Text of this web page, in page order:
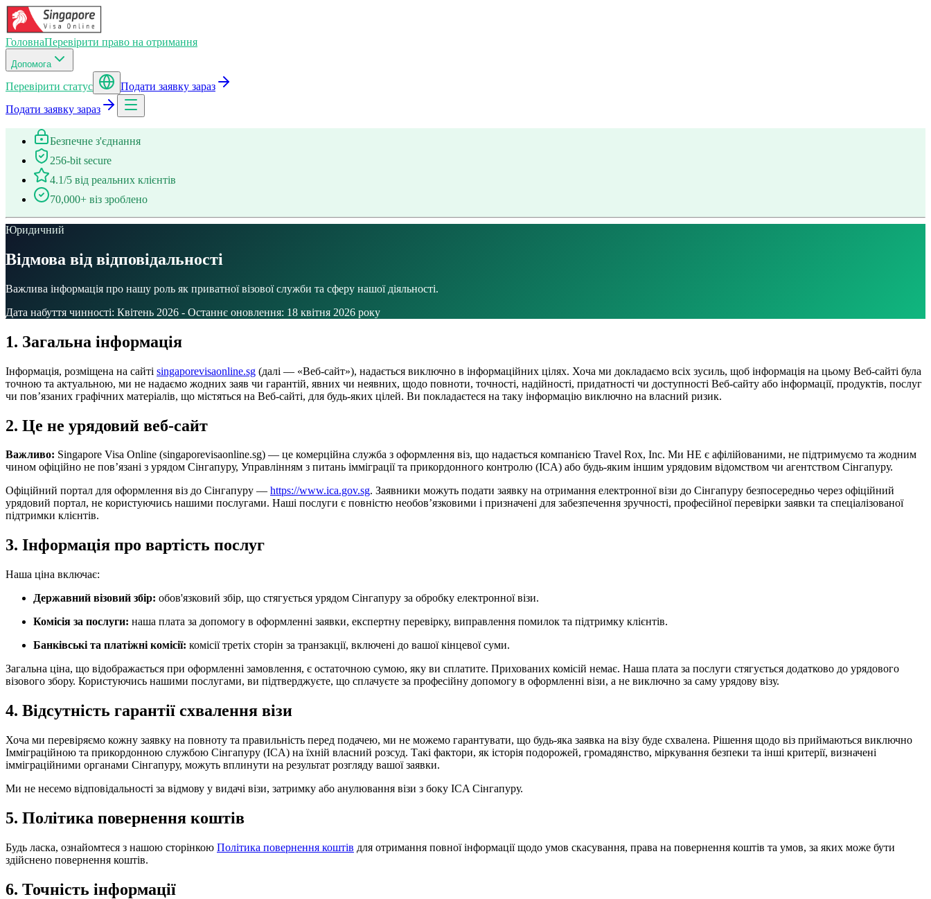
ГоловнаПеревірити право на отримання
Допомога
Перевірити статус
Подати заявку зараз
Подати заявку зараз
Безпечне з'єднання
256-bit secure
4.1/5 від реальних клієнтів
70,000+ віз зроблено
Юридичний
Відмова від відповідальності
Важлива інформація про нашу роль як приватної візової служби та сферу нашої діяльності.
Дата набуття чинності: Квітень 2026 - Останнє оновлення: 18 квітня 2026 року
1. Загальна інформація
Інформація, розміщена на сайті singaporevisaonline.sg (далі — «Веб-сайт»), надається виключно в інформаційних цілях. Хоча ми докладаємо всіх зусиль, щоб інформація на цьому Веб-сайті була
точною та актуальною, ми не надаємо жодних заяв чи гарантій, явних чи неявних, щодо повноти, точності, надійності, придатності чи доступності Веб-сайту або інформації, продуктів, послуг
чи пов’язаних графічних матеріалів, що містяться на Веб-сайті, для будь-яких цілей. Ви покладаєтеся на таку інформацію виключно на власний ризик.
2. Це не урядовий веб-сайт
Важливо: Singapore Visa Online (singaporevisaonline.sg) — це комерційна служба з оформлення віз, що надається компанією Travel Rox, Inc. Ми НЕ є афілійованими, не підтримуємо та жодним
чином офіційно не пов’язані з урядом Сінгапуру, Управлінням з питань імміграції та прикордонного контролю (ICA) або будь-яким іншим урядовим відомством чи агентством Сінгапуру.
Офіційний портал для оформлення віз до Сінгапуру — https://www.ica.gov.sg. Заявники можуть подати заявку на отримання електронної візи до Сінгапуру безпосередньо через офіційний
урядовий портал, не користуючись нашими послугами. Наші послуги є повністю необов’язковими і призначені для забезпечення зручності, професійної перевірки заявки та спеціалізованої
підтримки клієнтів.
3. Інформація про вартість послуг
Наша ціна включає:
Державний візовий збір: обов'язковий збір, що стягується урядом Сінгапуру за обробку електронної візи.
Комісія за послуги: наша плата за допомогу в оформленні заявки, експертну перевірку, виправлення помилок та підтримку клієнтів.
Банківські та платіжні комісії: комісії третіх сторін за транзакції, включені до вашої кінцевої суми.
Загальна ціна, що відображається при оформленні замовлення, є остаточною сумою, яку ви сплатите. Прихованих комісій немає. Наша плата за послуги стягується додатково до урядового
візового збору. Користуючись нашими послугами, ви підтверджуєте, що сплачуєте за професійну допомогу в оформленні візи, а не виключно за саму урядову візу.
4. Відсутність гарантії схвалення візи
Хоча ми перевіряємо кожну заявку на повноту та правильність перед подачею, ми не можемо гарантувати, що будь-яка заявка на візу буде схвалена. Рішення щодо віз приймаються виключно
Імміграційною та прикордонною службою Сінгапуру (ICA) на їхній власний розсуд. Такі фактори, як історія подорожей, громадянство, міркування безпеки та інші критерії, визначені
імміграційними органами Сінгапуру, можуть вплинути на результат розгляду вашої заявки.
Ми не несемо відповідальності за відмову у видачі візи, затримку або анулювання візи з боку ICA Сінгапуру.
5. Політика повернення коштів
Будь ласка, ознайомтеся з нашою сторінкою Політика повернення коштів для отримання повної інформації щодо умов скасування, права на повернення коштів та умов, за яких може бути
здійснено повернення коштів.
6. Точність інформації